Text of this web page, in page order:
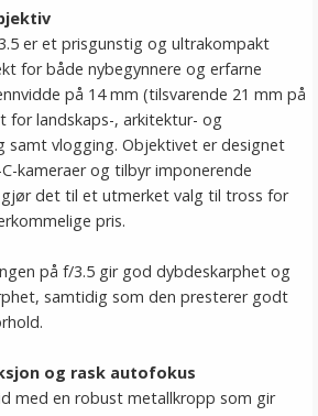
er et prisgunstig og ultrakompakt
for både nybegynnere og erfarne
på 14 mm (tilsvarende 21 mm på
for landskaps-, arkitektur- og
samt vlogging. Objektivet er designet
kameraer og tilbyr imponerende
det til et utmerket valg til tross for
pris.
på f/3.5 gir god dybdeskarphet og
samtidig som den presterer godt
og rask autofokus
med en robust metallkropp som gir